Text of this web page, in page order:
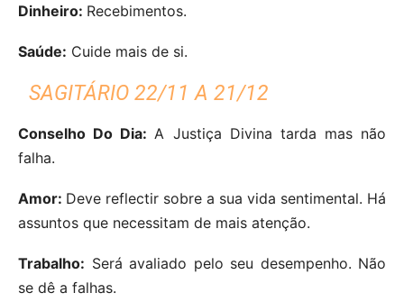
Dinheiro: Recebimentos.
Saúde: Cuide mais de si.
SAGITÁRIO 22/11 A 21/12
Conselho Do Dia: A Justiça Divina tarda mas não
falha.
Amor: Deve reflectir sobre a sua vida sentimental. Há
assuntos que necessitam de mais atenção.
Trabalho: Será avaliado pelo seu desempenho. Não
se dê a falhas.